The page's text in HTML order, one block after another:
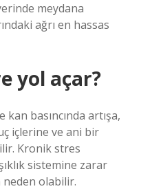
meydana
ağrı en hassas
yol açar?
kan basıncında artışa,
içlerine ve ani bir
Kronik stres
sistemine zarar
olabilir.